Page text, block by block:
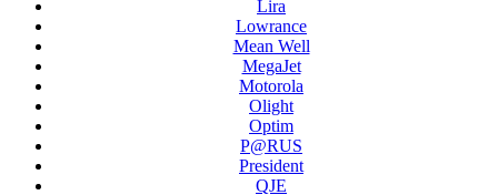
Lira
Lowrance
Mean Well
MegaJet
Motorola
Olight
Optim
P@RUS
President
QJE